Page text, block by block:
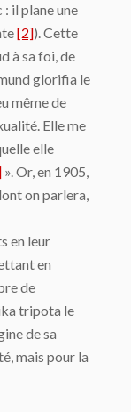
il plane une
[2]). Cette
à sa foi, de
glorifia le
même de
Elle me
elle
». Or, en 1905,
on parlera,
en leur
en
de
tripota le
de sa
mais pour la